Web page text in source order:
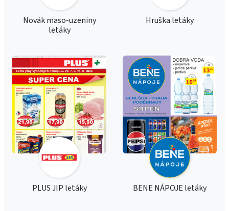
Novák maso-uzeniny
letáky
Hruška letáky
PLUS JIP letáky BENE NÁPOJE letáky